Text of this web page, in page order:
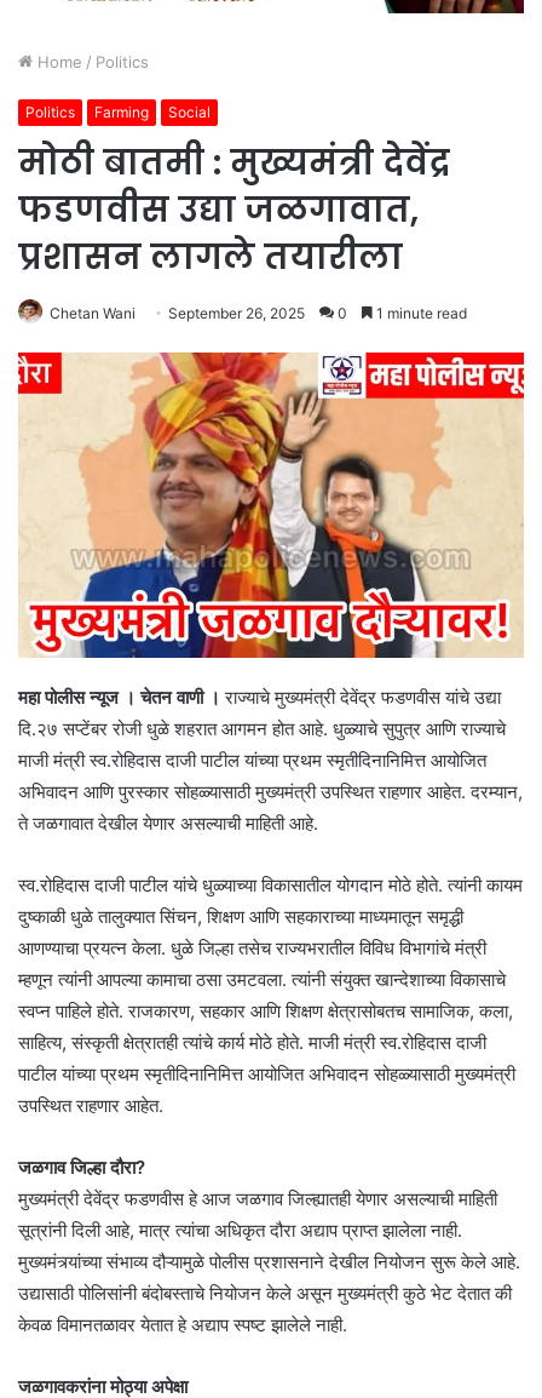
Home / Politics
Politics Farming Social
मोठी बातमी : मुख्यमंत्री देवेंद्र
फडणवीस उद्या जळगावात,
प्रशासन लागले तयारीला
Chetan Wani September 26, 2025 0 1 minute read
महा पोलीस न्यूज । चेतन वाणी । राज्याचे मुख्यमंत्री देवेंद्र फडणवीस यांचे उद्या
दि.२७ सप्टेंबर रोजी धुळे शहरात आगमन होत आहे. धुळ्याचे सुपुत्र आणि राज्याचे
माजी मंत्री स्व.रोहिदास दाजी पाटील यांच्या प्रथम स्मृतीदिनानिमित्त आयोजित
अभिवादन आणि पुरस्कार सोहळ्यासाठी मुख्यमंत्री उपस्थित राहणार आहेत. दरम्यान,
ते जळगावात देखील येणार असल्याची माहिती आहे.
स्व.रोहिदास दाजी पाटील यांचे धुळ्याच्या विकासातील योगदान मोठे होते. त्यांनी कायम
दुष्काळी धुळे तालुक्यात सिंचन, शिक्षण आणि सहकाराच्या माध्यमातून समृद्धी
आणण्याचा प्रयत्न केला. धुळे जिल्हा तसेच राज्यभरातील विविध विभागांचे मंत्री
म्हणून त्यांनी आपल्या कामाचा ठसा उमटवला. त्यांनी संयुक्त खान्देशाच्या विकासाचे
स्वप्न पाहिले होते. राजकारण, सहकार आणि शिक्षण क्षेत्रासोबतच सामाजिक, कला,
साहित्य, संस्कृती क्षेत्रातही त्यांचे कार्य मोठे होते. माजी मंत्री स्व.रोहिदास दाजी
पाटील यांच्या प्रथम स्मृतीदिनानिमित्त आयोजित अभिवादन सोहळ्यासाठी मुख्यमंत्री
उपस्थित राहणार आहेत.
जळगाव जिल्हा दौरा?
मुख्यमंत्री देवेंद्र फडणवीस हे आज जळगाव जिल्ह्यातही येणार असल्याची माहिती
सूत्रांनी दिली आहे, मात्र त्यांचा अधिकृत दौरा अद्याप प्राप्त झालेला नाही.
मुख्यमंत्र्यांच्या संभाव्य दौऱ्यामुळे पोलीस प्रशासनाने देखील नियोजन सुरू केले आहे.
उद्यासाठी पोलिसांनी बंदोबस्ताचे नियोजन केले असून मुख्यमंत्री कुठे भेट देतात की
केवळ विमानतळावर येतात हे अद्याप स्पष्ट झालेले नाही.
जळगावकरांना मोठ्या अपेक्षा